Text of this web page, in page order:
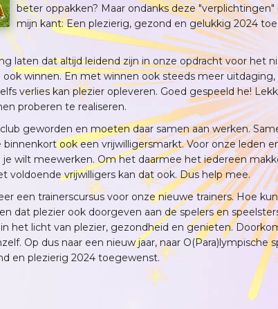
beter oppakken? Maar ondanks deze
mijn kant: Een plezierig, gezond en gelukkig 2024
laten dat altijd leidend zijn in onze opdracht voor het
ook winnen. En met winnen ook steeds meer
verlies kan plezier opleveren. Goed gespeeld he!
proberen te realiseren.
geworden en moeten daar samen aan werken.
binnenkort ook een vrijwilligersmarkt. Voor onze leden
je wilt meewerken. Om het daarmee het iedereen
voldoende vrijwilligers kan dat ook. Dus help mee.
een trainerscursus voor onze nieuwe trainers. Hoe
dat plezier ook doorgeven aan de spelers en
het licht van plezier, gezondheid en genieten.
Op dus naar een nieuw jaar, naar O(Para)lympische
en plezierig 2024 toegewenst.